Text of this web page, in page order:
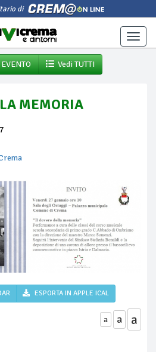
di
Toggle
Vedi TUTTI
MEMORIA
ESPORTA IN APPLE ICAL
a a a